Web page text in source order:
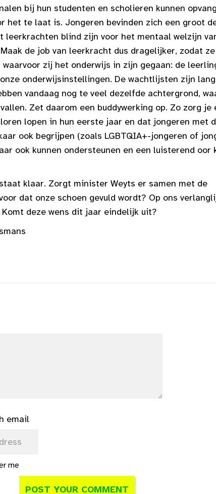
bij hun studenten en scholieren kunnen
het te laat is. Jongeren bevinden zich een groot
leerkrachten blind zijn voor het mentaal welzijn
de job van leerkracht dus dragelijker, zodat
zij het onderwijs in zijn gegaan: de
onderwijsinstellingen. De wachtlijsten zijn
vandaag nog te veel dezelfde achtergrond,
Zet daarom een buddywerking op. Zo zorg je
lopen in hun eerste jaar en dat jongeren met
ook begrijpen (zoals LGBTQIA+-jongeren of
ook kunnen ondersteunen en een luisterend oor
klaar. Zorgt minister Weyts er samen met de
dat onze schoen gevuld wordt? Op ons
deze wens dit jaar eindelijk uit?
email
me